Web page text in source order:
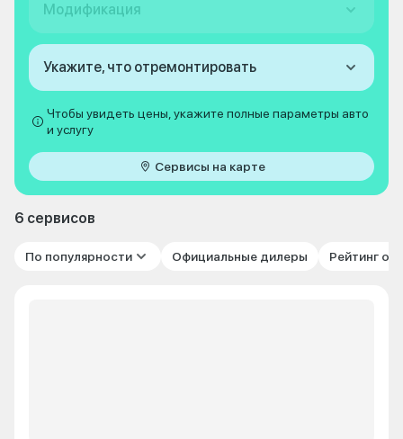
Модификация
Укажите, что отремонтировать
Чтобы увидеть цены, укажите полные параметры авто
и услугу
Сервисы на карте
6 сервисов
По популярности Официальные дилеры Рейтинг